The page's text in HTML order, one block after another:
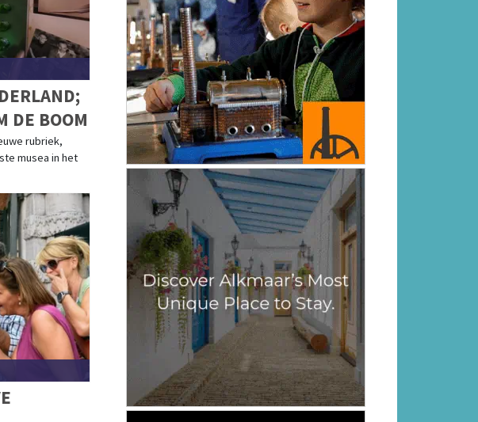
DE BOOM
rubriek,
musea in het